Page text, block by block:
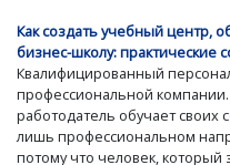
Как создать учебный центр,
бизнес-школу: практические
Квалифицированный
профессиональной
работодатель обучает своих
лишь профессиональном
потому что человек, который